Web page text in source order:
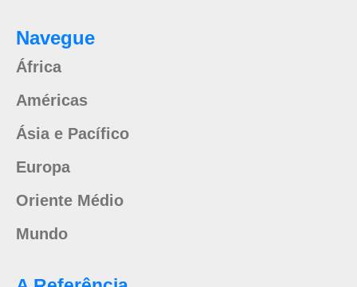
Navegue
África
Américas
Ásia e Pacífico
Europa
Oriente Médio
Mundo